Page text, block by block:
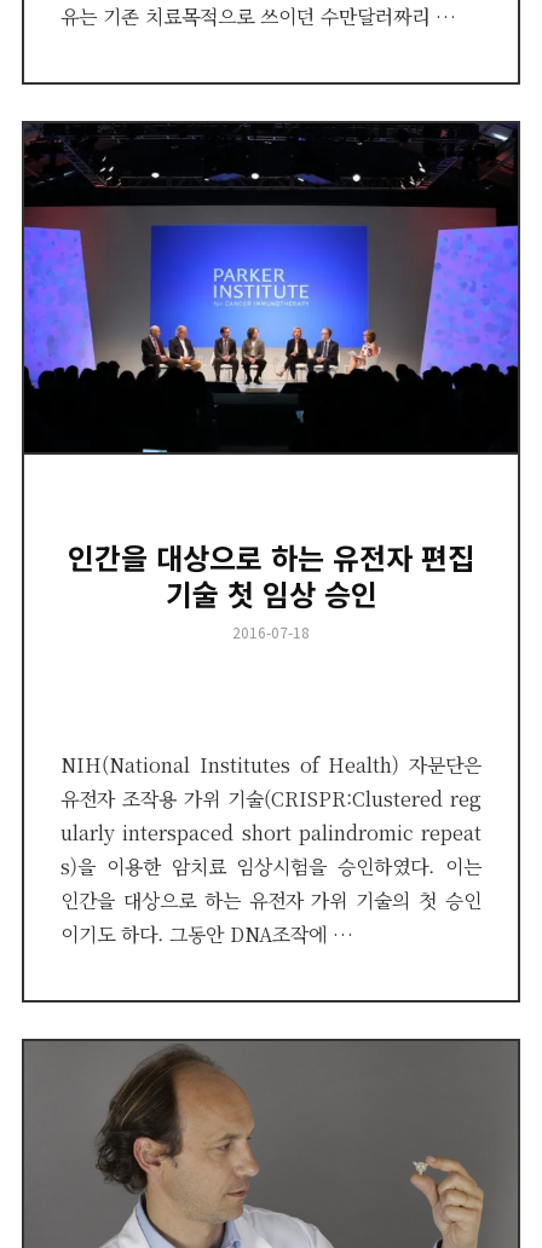
유는 기존 치료목적으로 쓰이던 수만달러짜리 …
인간을 대상으로 하는 유전자 편집
기술 첫 임상 승인
Posted
2016-07-18
NIH(National Institutes of Health) 자문단은
유전자 조작용 가위 기술(CRISPR:Clustered reg
ularly interspaced short palindromic repeat
s)을 이용한 암치료 임상시험을 승인하였다. 이는
인간을 대상으로 하는 유전자 가위 기술의 첫 승인
이기도 하다. 그동안 DNA조작에 …